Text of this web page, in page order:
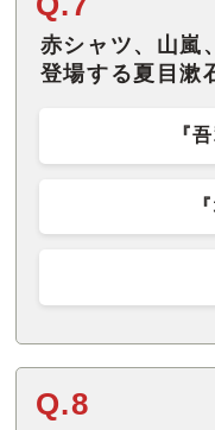
赤シャツ、山嵐
登場する夏目漱
『
Q.8